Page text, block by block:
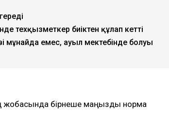
техқызметкер биіктен құлап кетті
мұнайда емес, ауыл мектебінде болуы
жобасында бірнеше маңызды норма